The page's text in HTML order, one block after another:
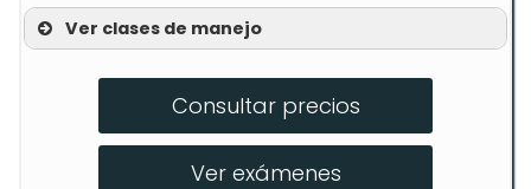
Ver clases de manejo
Clases teóricas
Simulaciones de examen
Consultar precios
Ver exámenes